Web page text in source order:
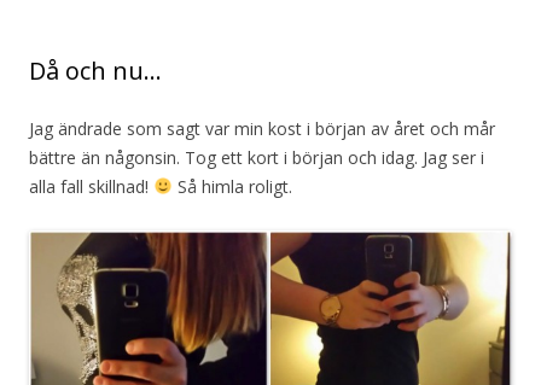
Då och nu…
Jag ändrade som sagt var min kost i början av året och mår
bättre än någonsin. Tog ett kort i början och idag. Jag ser i
alla fall skillnad!
Så himla roligt.